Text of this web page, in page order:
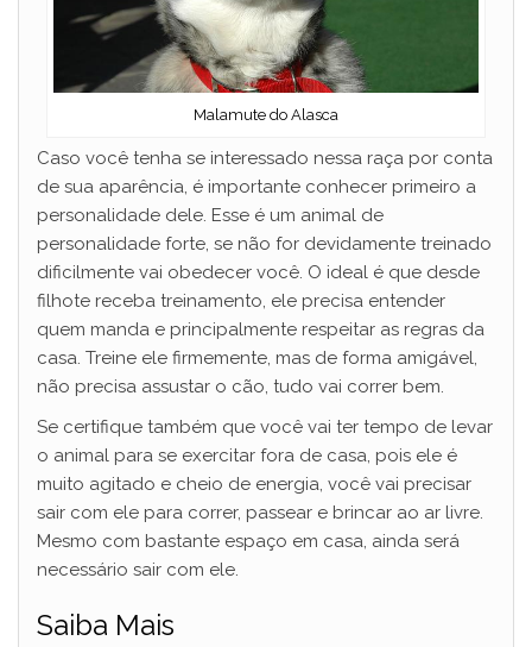
Malamute do Alasca
Caso você tenha se interessado nessa raça por conta
de sua aparência, é importante conhecer primeiro a
personalidade dele. Esse é um animal de
personalidade forte, se não for devidamente treinado
dificilmente vai obedecer você. O ideal é que desde
filhote receba treinamento, ele precisa entender
quem manda e principalmente respeitar as regras da
casa. Treine ele firmemente, mas de forma amigável,
não precisa assustar o cão, tudo vai correr bem.
Se certifique também que você vai ter tempo de levar
o animal para se exercitar fora de casa, pois ele é
muito agitado e cheio de energia, você vai precisar
sair com ele para correr, passear e brincar ao ar livre.
Mesmo com bastante espaço em casa, ainda será
necessário sair com ele.
Saiba Mais